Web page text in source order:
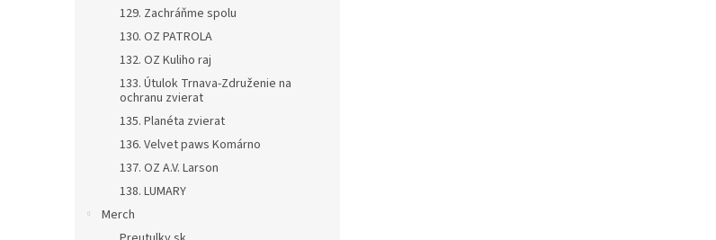
129. Zachráňme spolu
130. OZ PATROLA
132. OZ Kuliho raj
133. Útulok Trnava-Združenie na
ochranu zvierat
135. Planéta zvierat
136. Velvet paws Komárno
137. OZ A.V. Larson
138. LUMARY
Merch